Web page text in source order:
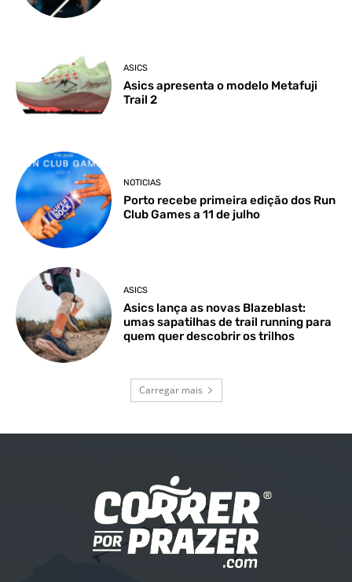
ASICS
Asics apresenta o modelo Metafuji
Trail 2
NOTICIAS
Porto recebe primeira edição dos Run
Club Games a 11 de julho
ASICS
Asics lança as novas Blazeblast:
umas sapatilhas de trail running para
quem quer descobrir os trilhos
Carregar mais